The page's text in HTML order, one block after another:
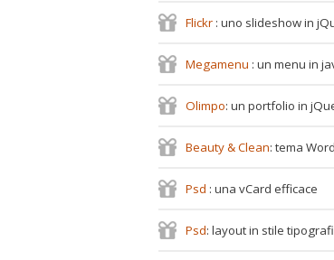
Flickr : uno slideshow in
Megamenu : un menu in
Olimpo: un portfolio in
Beauty & Clean: tema
Psd : una vCard efficace
Psd: layout in stile